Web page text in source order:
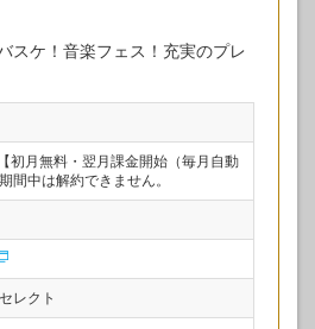
スケ！音楽フェス！充実のプレ
月無料・翌月課金開始（毎月自動
中は解約できません。
レクト